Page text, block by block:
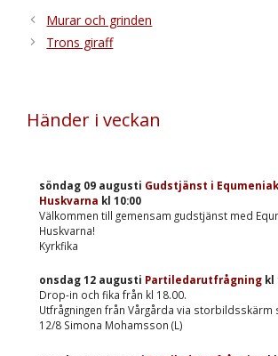
Murar och grinden
Trons giraff
Händer i veckan
söndag 09 augusti Gudstjänst i
Huskvarna kl 10:00
Välkommen till gemensam gudstjänst med
Huskvarna!
Kyrkfika
onsdag 12 augusti Partiledarutfrågning kl
Drop-in och fika från kl 18.00.
Utfrågningen från Vårgårda via storbildsskärm
12/8 Simona Mohamsson (L)